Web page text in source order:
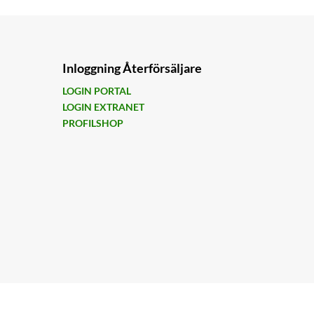
Inloggning Återförsäljare
LOGIN PORTAL
LOGIN EXTRANET
PROFILSHOP